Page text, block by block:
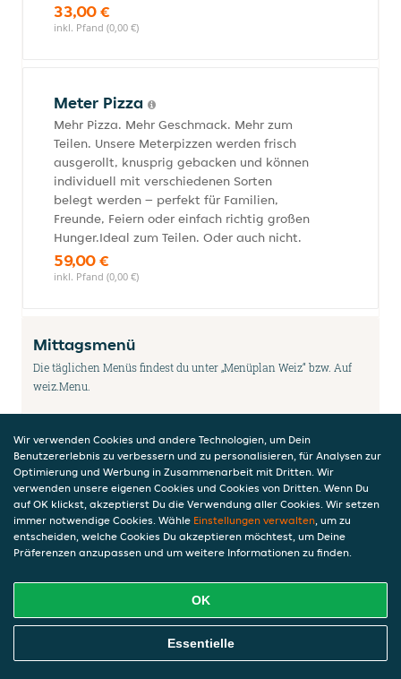
33,00 €
inkl. Pfand (0,00 €)
Meter Pizza
Mehr Pizza. Mehr Geschmack. Mehr zum
Teilen. Unsere Meterpizzen werden frisch
ausgerollt, knusprig gebacken und können
individuell mit verschiedenen Sorten
belegt werden – perfekt für Familien,
Freunde, Feiern oder einfach richtig großen
Hunger.Ideal zum Teilen. Oder auch nicht.
59,00 €
inkl. Pfand (0,00 €)
Mittagsmenü
Die täglichen Menüs findest du unter „Menüplan Weiz“ bzw. Auf
weiz.Menu.
Menu 1
13,90 €
inkl. Pfand (0,00 €)
Online Essen Bestellen
Wir verwenden Cookies und andere Technologien, um Dein
Benutzererlebnis zu verbessern und zu personalisieren, für Analysen zur
Optimierung und Werbung in Zusammenarbeit mit Dritten. Wir
verwenden unsere eigenen Cookies und Cookies von Dritten. Wenn Du
auf OK klickst, akzeptierst Du die Verwendung aller Cookies. Wir setzen
immer notwendige Cookies. Wähle Einstellungen verwalten, um zu
entscheiden, welche Cookies Du akzeptieren möchtest, um Deine
Präferenzen anzupassen und um weitere Informationen zu finden.
OK
Essentielle